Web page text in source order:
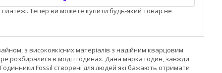
платежі. Тепер ви можете купити будь-який товар не
з високоякісних матеріалів з надійним кварцовим
розбиралися в моді і годинах. Дана марка годин, завжди
Fossil створені для людей які бажають отримати